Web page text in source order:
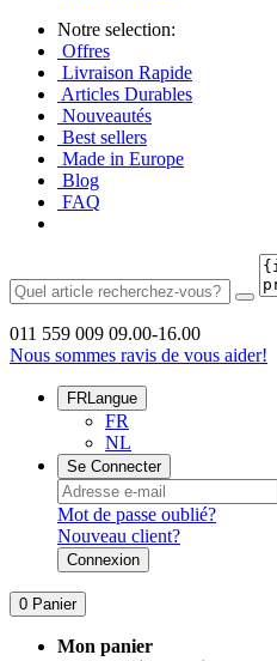
Notre selection:
Offres
Livraison Rapide
Articles Durables
Nouveautés
Best sellers
Made in Europe
Blog
FAQ
011 559 009 09.00-16.00
Nous sommes ravis de vous aider!
FRLangue
FR
NL
Se Connecter
Mot de passe oublié?
Nouveau client?
Connexion
0 Panier
Mon panier